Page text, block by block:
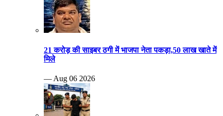
21 करोड़ की साइबर ठगी में भाजपा नेता पकड़ा,50 लाख खाते में
मिले
— Aug 06 2026